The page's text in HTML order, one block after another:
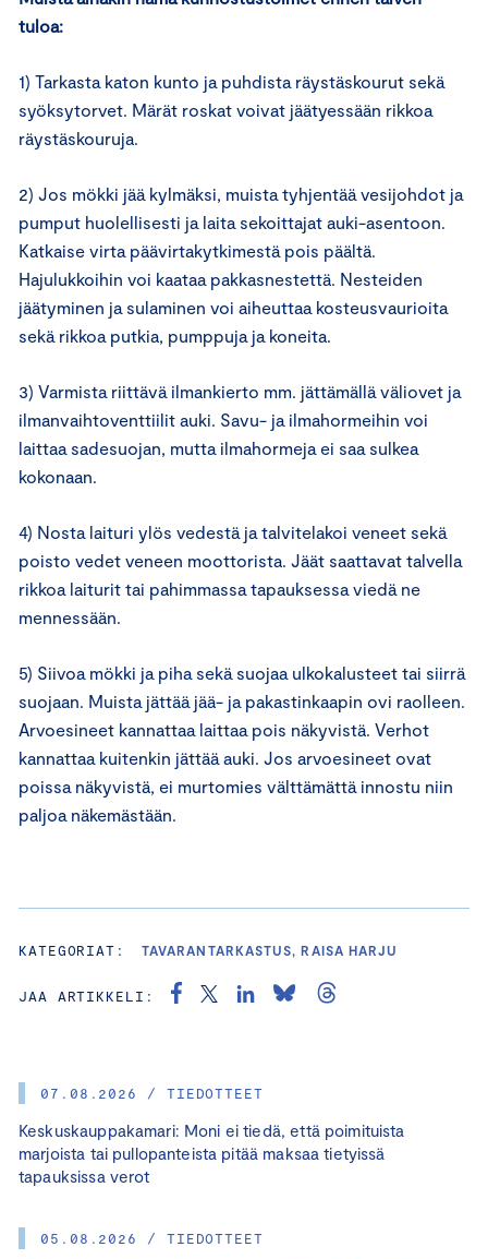
07.08.2026 / TIEDOTTEET
Keskuskauppakamari: Moni ei tiedä, että poimituista
marjoista tai pullopanteista pitää maksaa tietyissä
tapauksissa verot
05.08.2026 / TIEDOTTEET
tuloa:
1) Tarkasta katon kunto ja puhdista räystäskourut sekä
syöksytorvet. Märät roskat voivat jäätyessään rikkoa
räystäskouruja.
2) Jos mökki jää kylmäksi, muista tyhjentää vesijohdot ja
pumput huolellisesti ja laita sekoittajat auki-asentoon.
Katkaise virta päävirtakytkimestä pois päältä.
Hajulukkoihin voi kaataa pakkasnestettä. Nesteiden
jäätyminen ja sulaminen voi aiheuttaa kosteusvaurioita
sekä rikkoa putkia, pumppuja ja koneita.
3) Varmista riittävä ilmankierto mm. jättämällä väliovet ja
ilmanvaihtoventtiilit auki. Savu- ja ilmahormeihin voi
laittaa sadesuojan, mutta ilmahormeja ei saa sulkea
kokonaan.
4) Nosta laituri ylös vedestä ja talvitelakoi veneet sekä
poisto vedet veneen moottorista. Jäät saattavat talvella
rikkoa laiturit tai pahimmassa tapauksessa viedä ne
mennessään.
5) Siivoa mökki ja piha sekä suojaa ulkokalusteet tai siirrä
suojaan. Muista jättää jää- ja pakastinkaapin ovi raolleen.
Arvoesineet kannattaa laittaa pois näkyvistä. Verhot
kannattaa kuitenkin jättää auki. Jos arvoesineet ovat
poissa näkyvistä, ei murtomies välttämättä innostu niin
paljoa näkemästään.
KATEGORIAT: TAVARANTARKASTUS, RAISA HARJU
JAA ARTIKKELI: